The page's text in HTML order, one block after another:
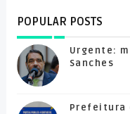
POPULAR POSTS
Urgente:
Sanches
Prefeitura